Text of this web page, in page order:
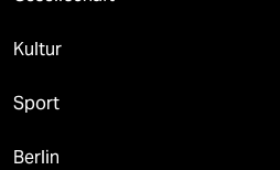
Kultur
Sport
Berlin